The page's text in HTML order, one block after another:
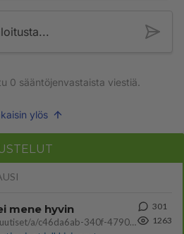
0 sääntöjenvastaista viestiä.
ylös
mene hyvin
https://www.iltalehti.fi/viihdeuutiset/a/c46da6ab-340f-4790-aaa7-0865eed2336 Yrityksen konkurssihakemus on tullut kärä
301
1263